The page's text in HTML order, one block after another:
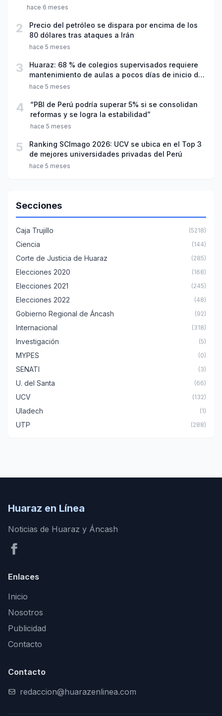
hace 6 meses
2
Precio del petróleo se dispara por encima de los
80 dólares tras ataques a Irán
hace 5 meses
3
Huaraz: 68 % de colegios supervisados requiere
mantenimiento de aulas a pocos días de inicio del
año escolar 2026
hace 5 meses
4
“PBI de Perú podría superar 5% si se consolidan
reformas y se logra la estabilidad”
hace 5 meses
5
Ranking SCImago 2026: UCV se ubica en el Top 3
de mejores universidades privadas del Perú
hace 5 meses
Secciones
Caja Trujillo (5218)
Ciencia (144)
Corte de Justicia de Huaraz (285)
Elecciones 2020 (168)
Elecciones 2021 (245)
Elecciones 2022 (48)
Gobierno Regional de Áncash (92)
Internacional (318)
Investigación (5)
MYPES (0)
SENATI (3)
U. del Santa (66)
UCV (132)
Uladech (1)
UTP (288)
Huaraz en Línea
Noticias de Huaraz y Áncash
Enlaces
Inicio
Nosotros
Publicidad
Contacto
Contacto
redaccion@huarazenlinea.com